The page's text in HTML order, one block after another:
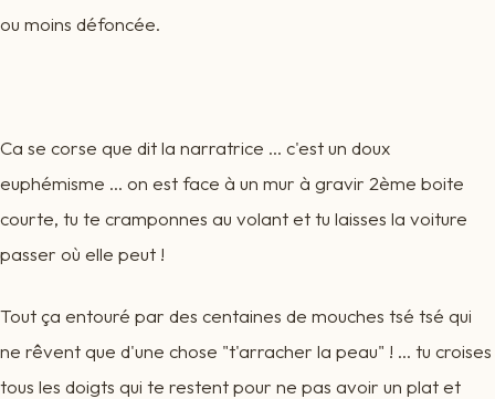
ou moins défoncée.
Ca se corse que dit la narratrice ... c'est un doux
euphémisme ... on est face à un mur à gravir 2ème boite
courte, tu te cramponnes au volant et tu laisses la voiture
passer où elle peut !
Tout ça entouré par des centaines de mouches tsé tsé qui
ne rêvent que d'une chose "t'arracher la peau" ! ... tu croises
tous les doigts qui te restent pour ne pas avoir un plat et